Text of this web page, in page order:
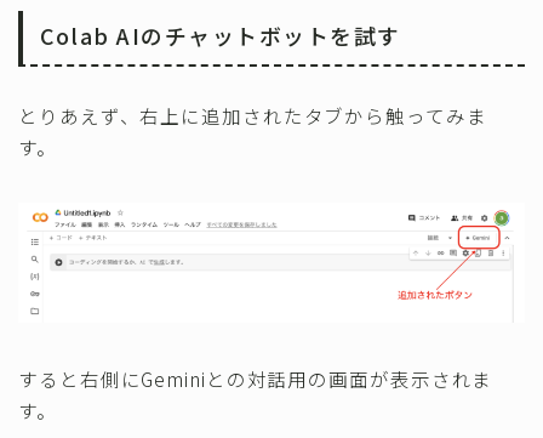
Colab AIのチャットボットを試す
とりあえず、右上に追加されたタブから触ってみま
す。
すると右側にGeminiとの対話用の画面が表示されま
す。